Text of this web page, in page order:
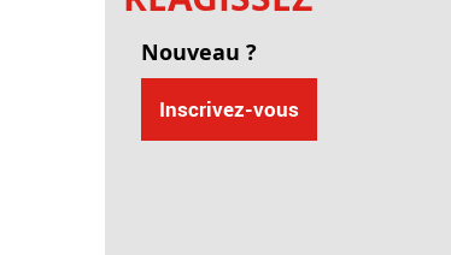
Nouveau ?
Inscrivez-vous